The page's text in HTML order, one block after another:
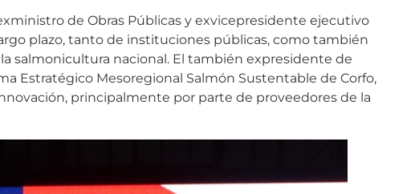
de Obras Públicas y exvicepresidente ejecutivo
plazo, tanto de instituciones públicas, como también
salmonicultura nacional. El también expresidente de
Estratégico Mesoregional Salmón Sustentable de Corfo,
principalmente por parte de proveedores de la